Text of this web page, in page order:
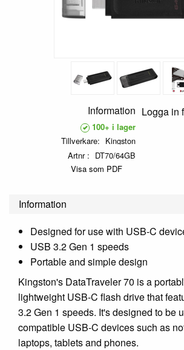
Information
100+ i lager
Tillverkare
Kingston
Artnr
DT70/64GB
Visa som PDF
Logga in
Information
Designed for use with USB-C
USB 3.2 Gen 1 speeds
Portable and simple design
Kingston's DataTraveler 70 is a
lightweight USB-C flash drive that
3.2 Gen 1 speeds. It's designed to be
compatible USB-C devices such as
laptops, tablets and phones.